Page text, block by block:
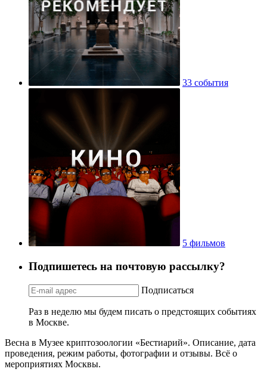
33 события
5 фильмов
Подпишетесь на почтовую рассылку?
Подписаться
Раз в неделю мы будем писать о предстоящих событиях
в Москве.
Весна в Музее криптозоологии «Бестиарий». Описание, дата
проведения, режим работы, фотографии и отзывы. Всё о
мероприятиях Москвы.